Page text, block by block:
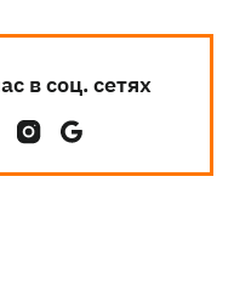
в соц. сетях